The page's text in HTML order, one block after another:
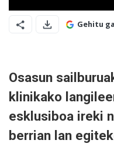
Gehitu
Osasun
klinikako
esklusiboa ireki
berrian lan